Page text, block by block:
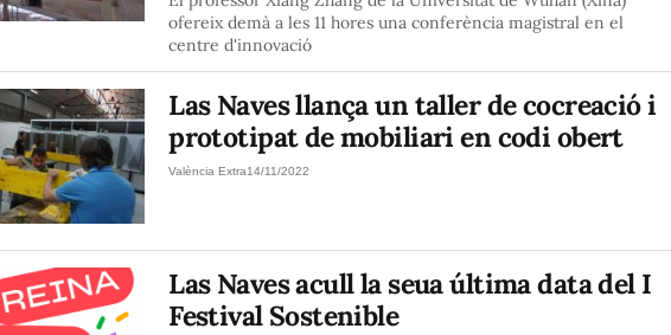
ofereix demà a les 11 hores una conferència magistral en el
centre d'innovació
Las Naves llança un taller de cocreació i
prototipat de mobiliari en codi obert
València Extra14/11/2022
Las Naves acull la seua última data del I
Festival Sostenible